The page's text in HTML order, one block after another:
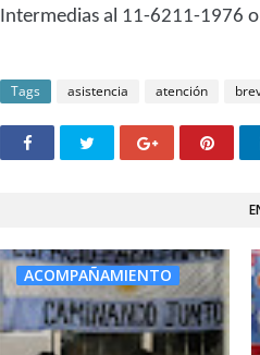
Intermedias al 11-6211-1976
Tags asistencia atención
ACOMPAÑAMIENTO